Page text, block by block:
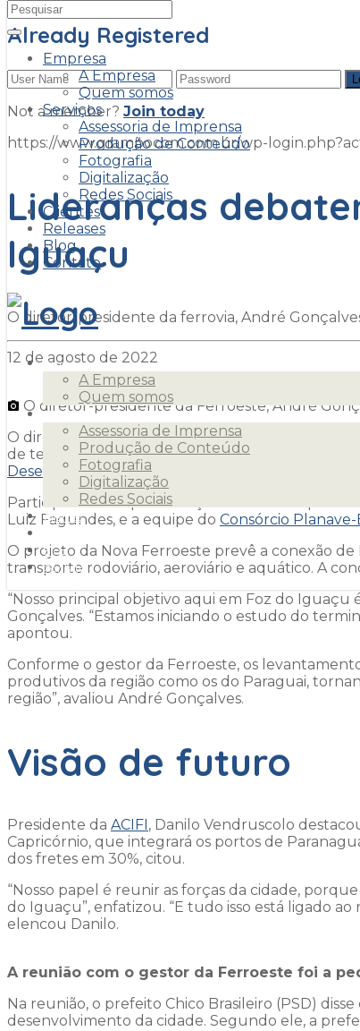
Empresa
A Empresa
Quem somos
Serviços
Assessoria de Imprensa
Produção de Conteúdo
Fotografia
Digitalização
Redes Sociais
Clientes
Releases
Blog
Contato
Empresa
A Empresa
Quem somos
Serviços
Assessoria de Imprensa
Produção de Conteúdo
Fotografia
Digitalização
Redes Sociais
Clientes
Blog
Contato
Already Registered
Not a member? Join today
https://www.grampocom.com.br/wp-
Lideranças
Iguaçu
O diretor-presidente da ferrovia, André
12 de agosto de 2022
O diretor-presidente da Ferroeste, André
O diretor-presidente daEstrada de Ferro Paraná
de terminal ferroviário em Foz do Iguaçu, nesta
Desenvolvimento Econômico e Social
Participaram da apresentação e debate
Luiz Fagundes, e a equipe do Consórcio
O projeto da Nova Ferroeste prevê a conexão
transporte rodoviário, aeroviário e aquático. A
“Nosso principal objetivo aqui em Foz do
Gonçalves. “Estamos iniciando o estudo do
apontou.
Conforme o gestor da Ferroeste, os
produtivos da região como os do Paraguai,
região”, avaliou André Gonçalves.
Visão de futuro
Presidente da ACIFI , Danilo Vendruscolo
Capricórnio, que integrará os portos de
dos fretes em 30%, citou.
“Nosso papel é reunir as forças da cidade,
do Iguaçu”, enfatizou. “E tudo isso está ligado
elencou Danilo.
A reunião com o gestor da Ferroeste foi a
Na reunião, o prefeito Chico Brasileiro (PSD)
desenvolvimento da cidade. Segundo ele, a